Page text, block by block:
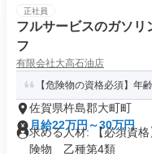
正社員
フルサービスのガソリ
フ
有限会社大高石油店
【危険物の資格必須】年
佐賀県杵島郡大町町
月給22万円～30万円
求める人材: 【必須資
険物 乙種第4類